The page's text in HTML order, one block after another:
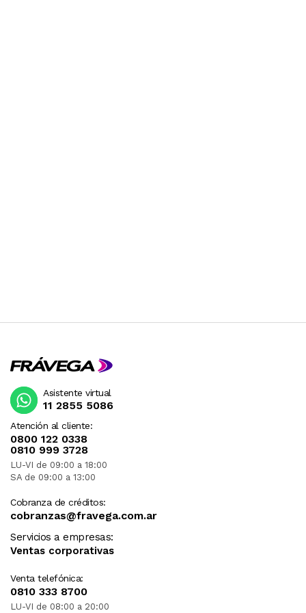
Atención al cliente:
0800 122 0338
0810 999 3728
LU-VI de 09:00 a 18:00
SA de 09:00 a 13:00
Cobranza de créditos:
cobranzas@fravega.com.ar
Servicios a empresas:
Ventas corporativas
Venta telefónica:
0810 333 8700
LU-VI de 08:00 a 20:00
Asistente virtual
11 2855 5086